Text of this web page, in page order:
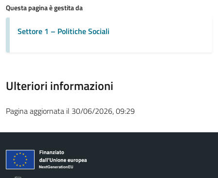
Questa pagina è gestita da
Settore 1 – Politiche Sociali
Ulteriori informazioni
Pagina aggiornata il 30/06/2026, 09:29